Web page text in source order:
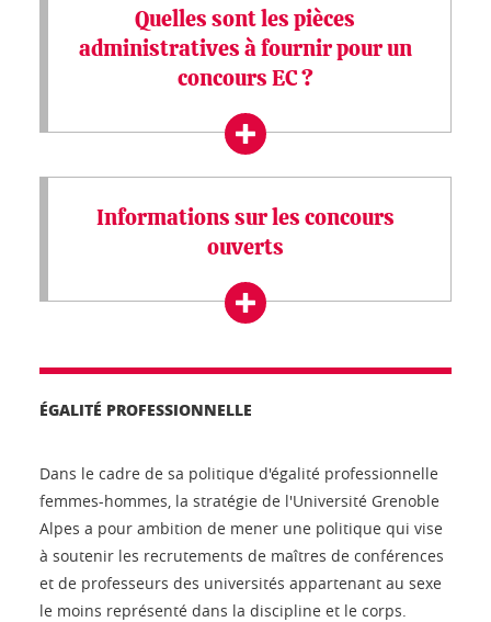
Quelles sont les pièces
administratives à fournir pour un
concours EC ?
Informations sur les concours
ouverts
ÉGALITÉ PROFESSIONNELLE
Dans le cadre de sa politique d'égalité professionnelle
femmes-hommes, la stratégie de l'Université Grenoble
Alpes a pour ambition de mener une politique qui vise
à soutenir les recrutements de maîtres de conférences
et de professeurs des universités appartenant au sexe
le moins représenté dans la discipline et le corps.